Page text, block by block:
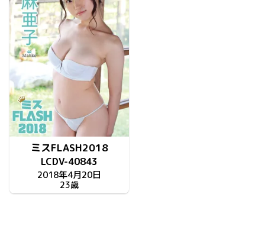
ミスFLASH2018
LCDV-40843
2018年4月20日
23歳